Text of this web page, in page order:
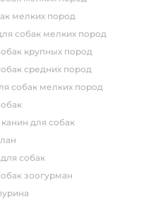
мелких пород
собак мелких пород
крупных пород
средних пород
собак мелких пород
канин для собак
собак
зоогурман